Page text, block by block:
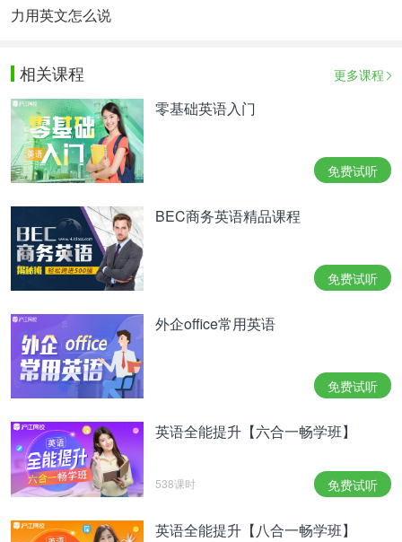
力用英文怎么说
相关课程 更多课程
零基础英语入门
免费试听
BEC商务英语精品课程
免费试听
外企office常用英语
免费试听
英语全能提升【六合一畅学班】
538课时 免费试听
英语全能提升【八合一畅学班】